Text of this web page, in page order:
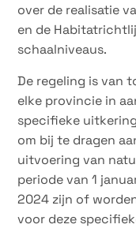
over de realisatie
en de
schaalniveaus.
De regeling is van
elke provincie in
specifieke
om bij te dragen
uitvoering van
periode van 1
2024 zijn of
voor deze